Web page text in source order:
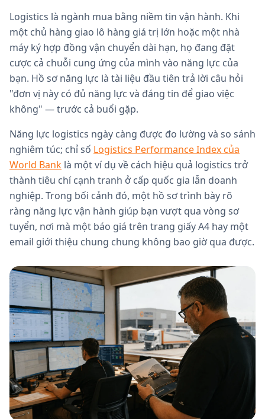
Logistics là ngành mua bằng niềm tin vận hành. Khi
một chủ hàng giao lô hàng giá trị lớn hoặc một nhà
máy ký hợp đồng vận chuyển dài hạn, họ đang đặt
cược cả chuỗi cung ứng của mình vào năng lực của
bạn. Hồ sơ năng lực là tài liệu đầu tiên trả lời câu hỏi
"đơn vị này có đủ năng lực và đáng tin để giao việc
không" — trước cả buổi gặp.
Năng lực logistics ngày càng được đo lường và so sánh
nghiêm túc; chỉ số Logistics Performance Index của
World Bank là một ví dụ về cách hiệu quả logistics trở
thành tiêu chí cạnh tranh ở cấp quốc gia lẫn doanh
nghiệp. Trong bối cảnh đó, một hồ sơ trình bày rõ
ràng năng lực vận hành giúp bạn vượt qua vòng sơ
tuyển, nơi mà một báo giá trên trang giấy A4 hay một
email giới thiệu chung chung không bao giờ qua được.